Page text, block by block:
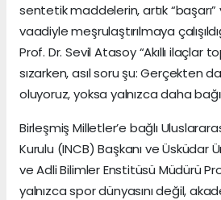
sentetik maddelerin, artık “başarı”
vaadiyle meşrulaştırılmaya
Prof. Dr. Sevil Atasoy “Akıllı ilaçlar
sızarken, asıl soru şu: Gerçekten
oluyoruz, yoksa yalnızca daha
Birleşmiş Milletler’e bağlı
Kurulu (INCB) Başkanı ve Üsküdar
ve Adli Bilimler Enstitüsü Müdürü
yalnızca spor dünyasını değil,